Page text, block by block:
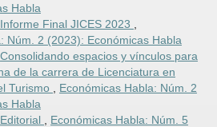
Habla
Informe Final JICES 2023
Núm. 2 (2023): Económicas Habla
Consolidando espacios y vínculos para
de la carrera de Licenciatura en
Turismo
Económicas Habla: Núm. 2
Habla
Editorial
Económicas Habla: Núm. 5